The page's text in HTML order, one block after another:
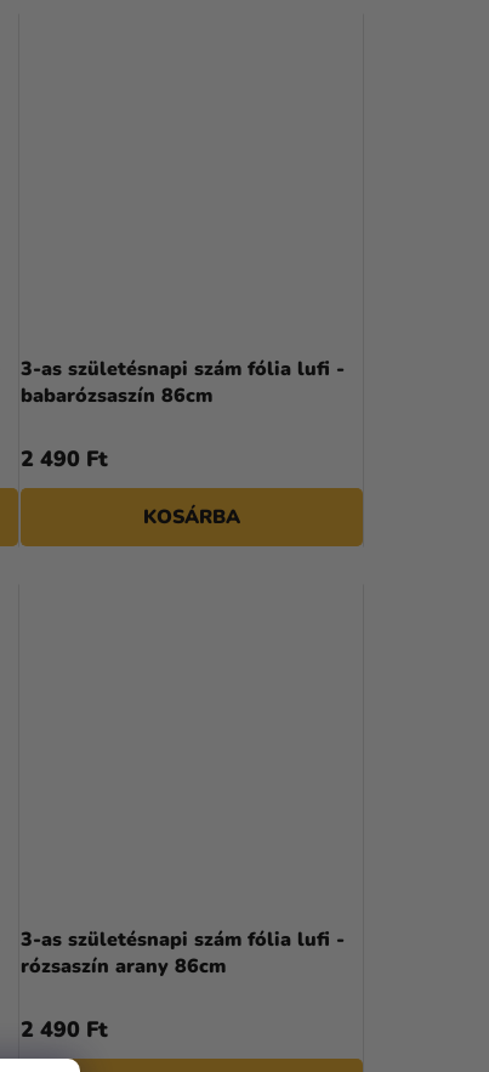
3-as születésnapi szám fólia lufi -
babarózsaszín 86cm
2 490 Ft
KOSÁRBA
3-as születésnapi szám fólia lufi -
rózsaszín arany 86cm
2 490 Ft